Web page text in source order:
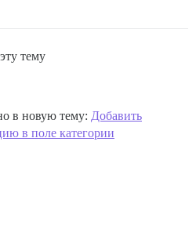
тему
в новую тему: Добавить
в поле категории